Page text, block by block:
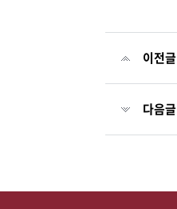
이전글
다음글